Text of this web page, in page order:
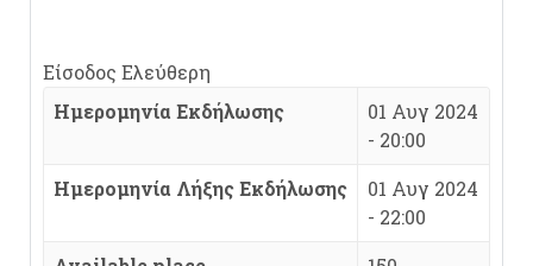
Είσοδος Ελεύθερη
Ημερομηνία Εκδήλωσης
01 Αυγ 2024
- 20:00
Ημερομηνία Λήξης Εκδήλωσης
01 Αυγ 2024
- 22:00